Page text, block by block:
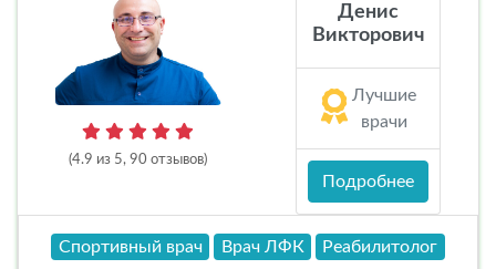
(4.9 из 5, 90 отзывов)
Денис
Викторович
Лучшие
врачи
Подробнее
Спортивный врач Врач ЛФК Реабилитолог